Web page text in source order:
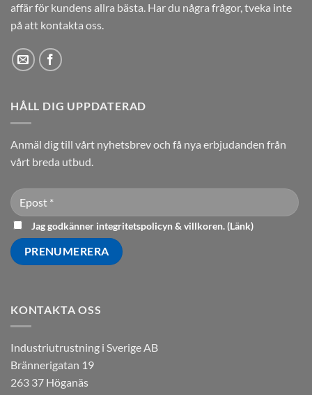
affär för kundens allra bästa. Har du några frågor, tveka inte
på att kontakta oss.
HÅLL DIG UPPDATERAD
Anmäl dig till vårt nyhetsbrev och få nya erbjudanden från
vårt breda utbud.
Jag godkänner integritetspolicyn & villkoren. (Länk)
KONTAKTA OSS
Industriutrustning i Sverige AB
Brännerigatan 19
263 37 Höganäs